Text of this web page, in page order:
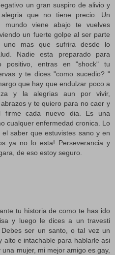
un gran suspiro de alivio y
que no tiene precio. Un
mundo viene abajo te vuelves
un fuerte golpe al ser parte
uno mas que sufrira desde lo
Nadie esta preparado para
positivo, entras en "shock" tu
y te dices "como sucedio? "
que hay que endulzar poco a
y la alegrias aun por vivir,
y te quiero para no caer y
firme cada nuevo dia. Es una
cualquer enfermedad cronica. Lo
saber que estuvistes sano y en
ya no lo esta! Perseverancia y
de eso estoy seguro.
tu historia de como te has ido
y luego le dices a un travesti
ser un santo, o tal vez un
alto e intachable para hablarle asi
mujer, mi mejor amigo es gay,